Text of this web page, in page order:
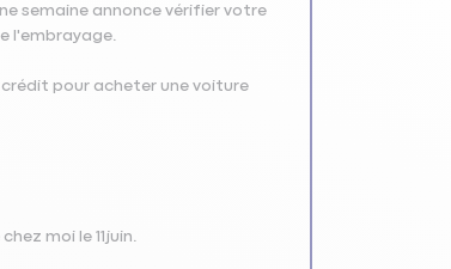
semaine annonce vérifier votre
l'embrayage.
crédit pour acheter une voiture
moi le 11juin.